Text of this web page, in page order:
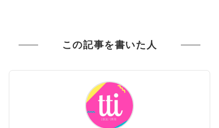
この記事を書いた人